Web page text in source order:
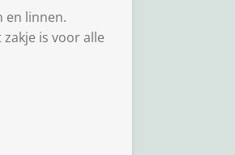
en linnen.
is voor alle